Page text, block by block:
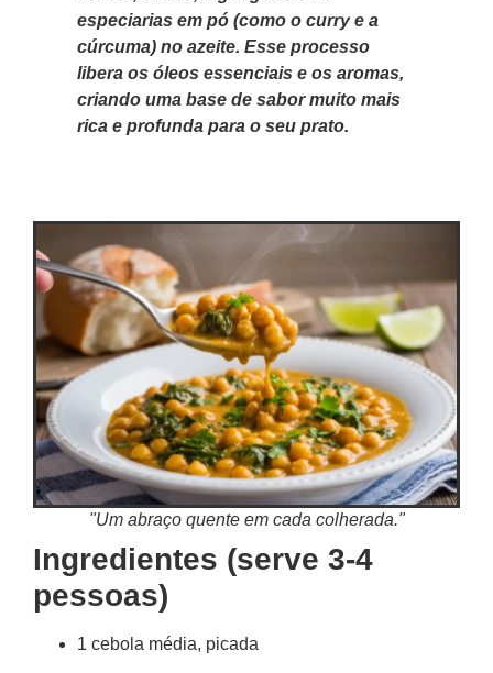
especiarias em pó (como o curry e a
cúrcuma) no azeite. Esse processo
libera os óleos essenciais e os aromas,
criando uma base de sabor muito mais
rica e profunda para o seu prato.
"Um abraço quente em cada colherada."
Ingredientes (serve 3-4
pessoas)
1 cebola média, picada